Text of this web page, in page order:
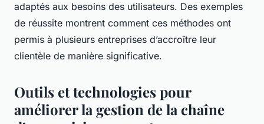
adaptés aux besoins des utilisateurs. Des exemples
de réussite montrent comment ces méthodes ont
permis à plusieurs entreprises d’accroître leur
clientèle de manière significative.
Outils et technologies pour
améliorer la gestion de la chaîne